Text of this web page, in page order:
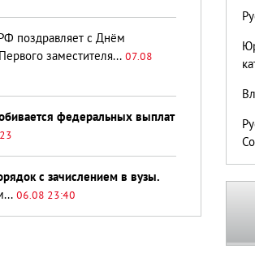
поздравляет с Днём
заместителя... 07.08
федеральных выплат
с зачислением в вузы.
06.08 23:40